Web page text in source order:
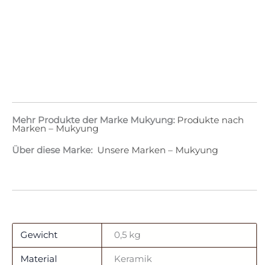
Mehr Produkte der Marke Mukyung: Produkte nach
Marken – Mukyung
Über diese Marke: Unsere Marken – Mukyung
Gewicht 0,5 kg
Material Keramik